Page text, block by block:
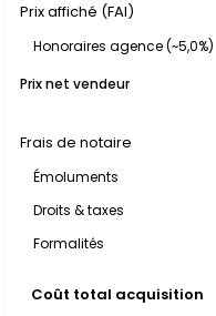
Prix affiché (FAI)
Honoraires agence (~5,0%)
Prix net vendeur
Frais de notaire
Émoluments
Droits & taxes
Formalités
Coût total acquisition